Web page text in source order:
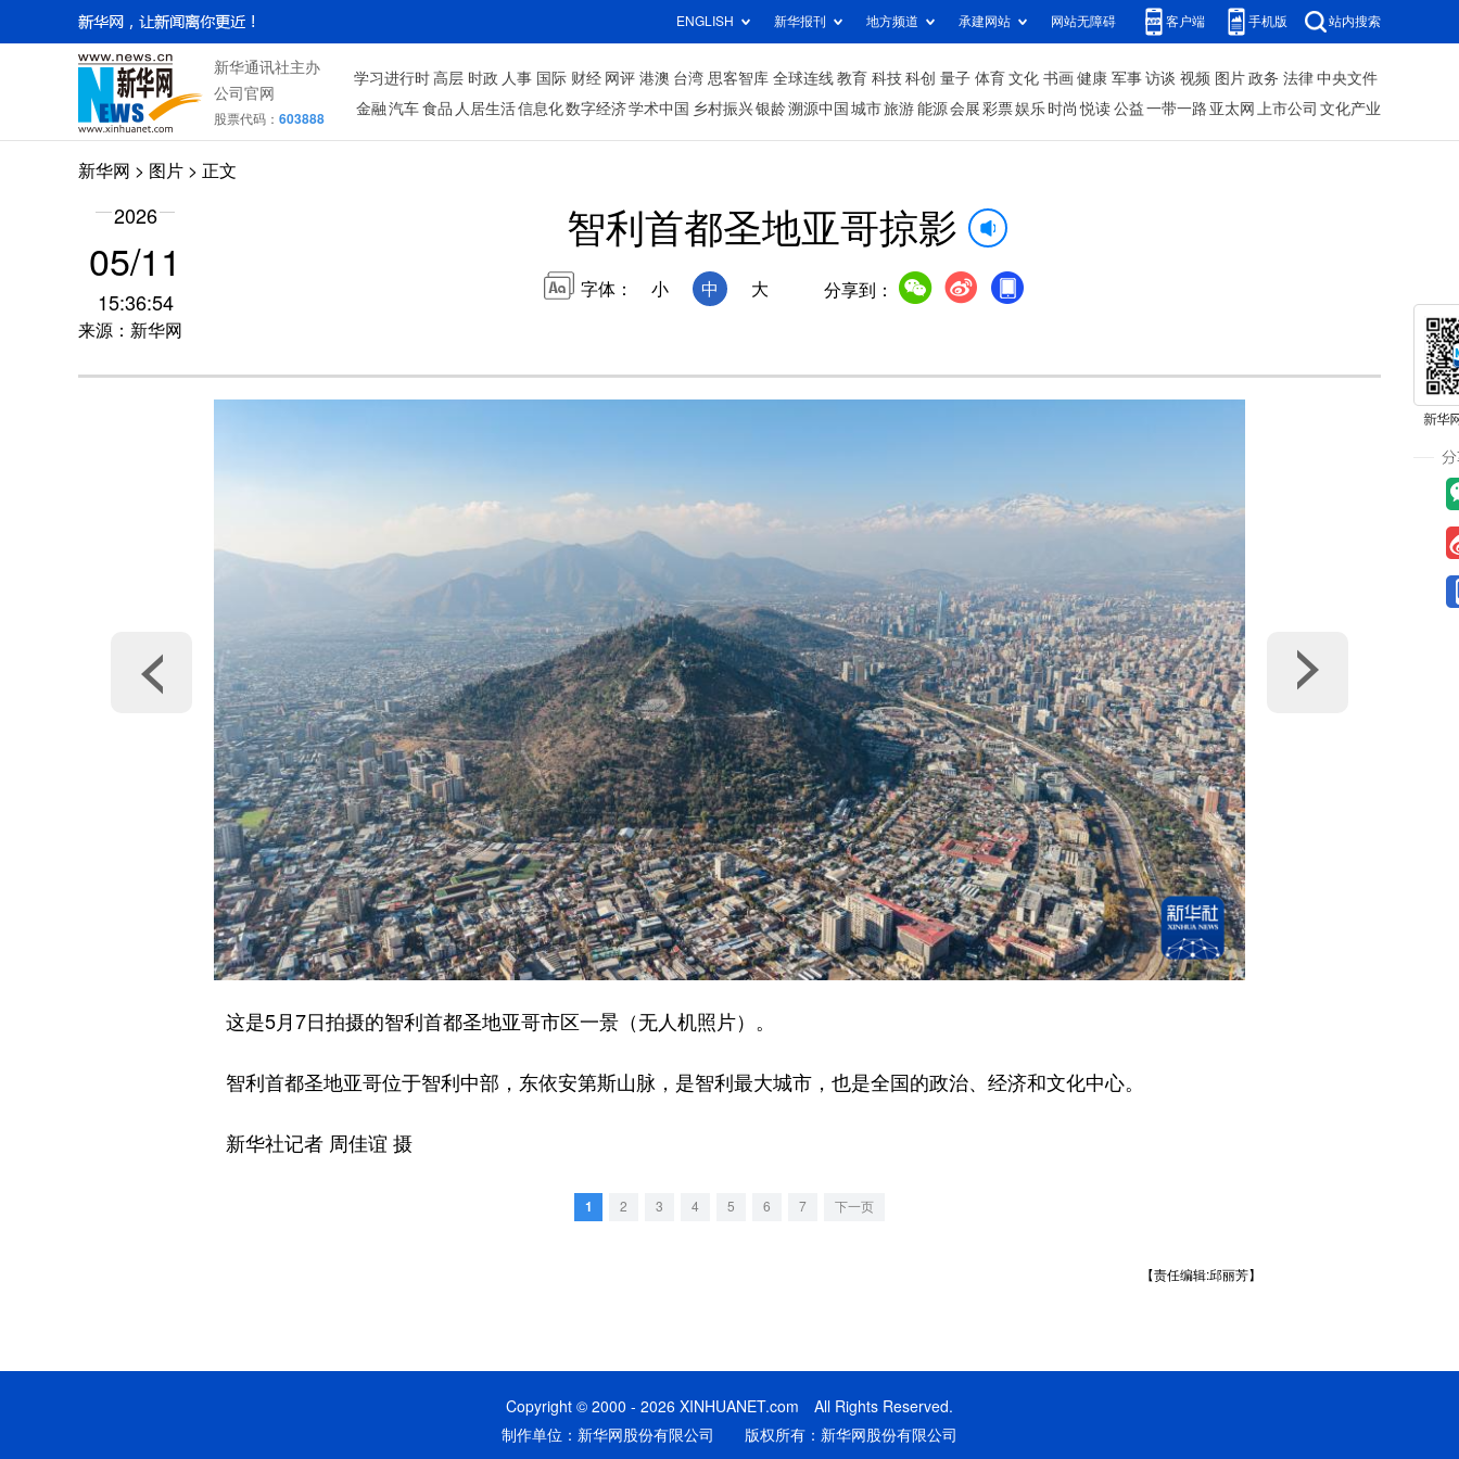
ENGLISH 新华报刊 地方频道 承建网站 网站无障碍 客户端 手机版 站内搜索
新华通讯社主办
公司官网
股票代码： 603888
学习进行时 高层 时政 人事 国际 财经 网评 港澳 台湾 思客智库 全球连线 教育 科技 科创 量子 体育 文化 书画 健康 军事 访谈 视频 图片 政务 法律 中央文件
金融 汽车 食品 人居生活信息化数字经济学术中国 乡村振兴银龄溯源中国 城市旅游 能源 会展 彩票娱乐 时尚 悦读 公益 一带一路 亚太网 上市公司 文化产业
新华网 > 图片 > 正文
2026
05/11
15:36:54
来源：新华网
智利首都圣地亚哥掠影
字体： 小 中 大 分享到：
这是5月7日拍摄的智利首都圣地亚哥市区一景（无人机照片）。
智利首都圣地亚哥位于智利中部，东依安第斯山脉，是智利最大城市，也是全国的政治、经济和文化中心。
新华社记者 周佳谊 摄
1 2 3 4 5 6 7 下一页
【责任编辑:邱丽芳】
Copyright © 2000 - 2026 XINHUANET.com All Rights Reserved.
制作单位：新华网股份有限公司 版权所有：新华网股份有限公司